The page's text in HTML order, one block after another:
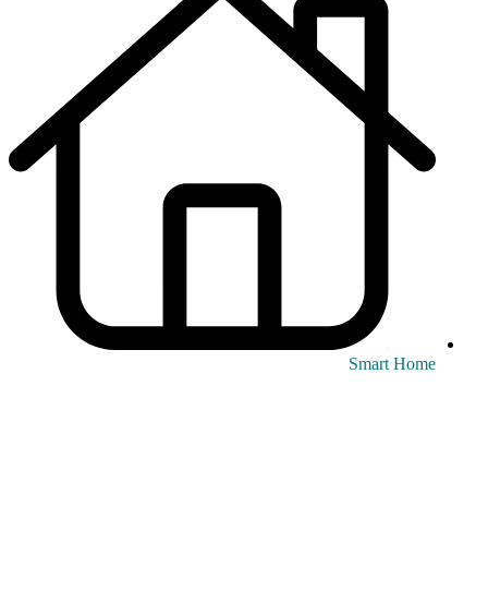
Smart Home